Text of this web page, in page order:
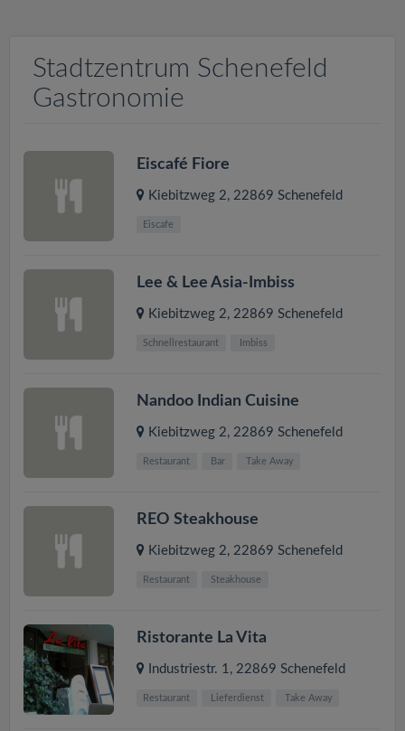
Stadtzentrum Schenefeld
Gastronomie
Eiscafé Fiore
Kiebitzweg 2, 22869 Schenefeld
Eiscafe
Lee & Lee Asia-Imbiss
Kiebitzweg 2, 22869 Schenefeld
Schnellrestaurant Imbiss
Nandoo Indian Cuisine
Kiebitzweg 2, 22869 Schenefeld
Restaurant Bar Take Away
REO Steakhouse
Kiebitzweg 2, 22869 Schenefeld
Restaurant Steakhouse
Ristorante La Vita
Industriestr. 1, 22869 Schenefeld
Restaurant Lieferdienst Take Away